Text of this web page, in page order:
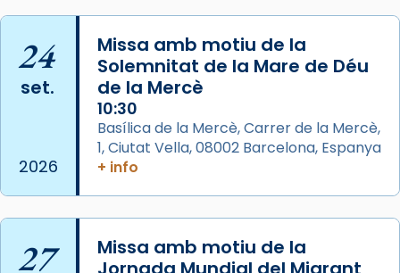
📸 Dr. G. Simón
Photo
View on Facebook · Share
Arquebisbat de Barcelona
2 weeks ago
Memòria de les santes Juliana i
Semproniana, verges i màrtirs.
partir de l’Edat Mitjana sorgeix la tradició
24
set.
2026
Missa amb motiu de la
Solemnitat de la Mare de Déu
de la Mercè
10:30
Basílica de la Mercè, Carrer de la Mercè,
1, Ciutat Vella, 08002 Barcelona, Espanya
+ info
27
Missa amb motiu de la